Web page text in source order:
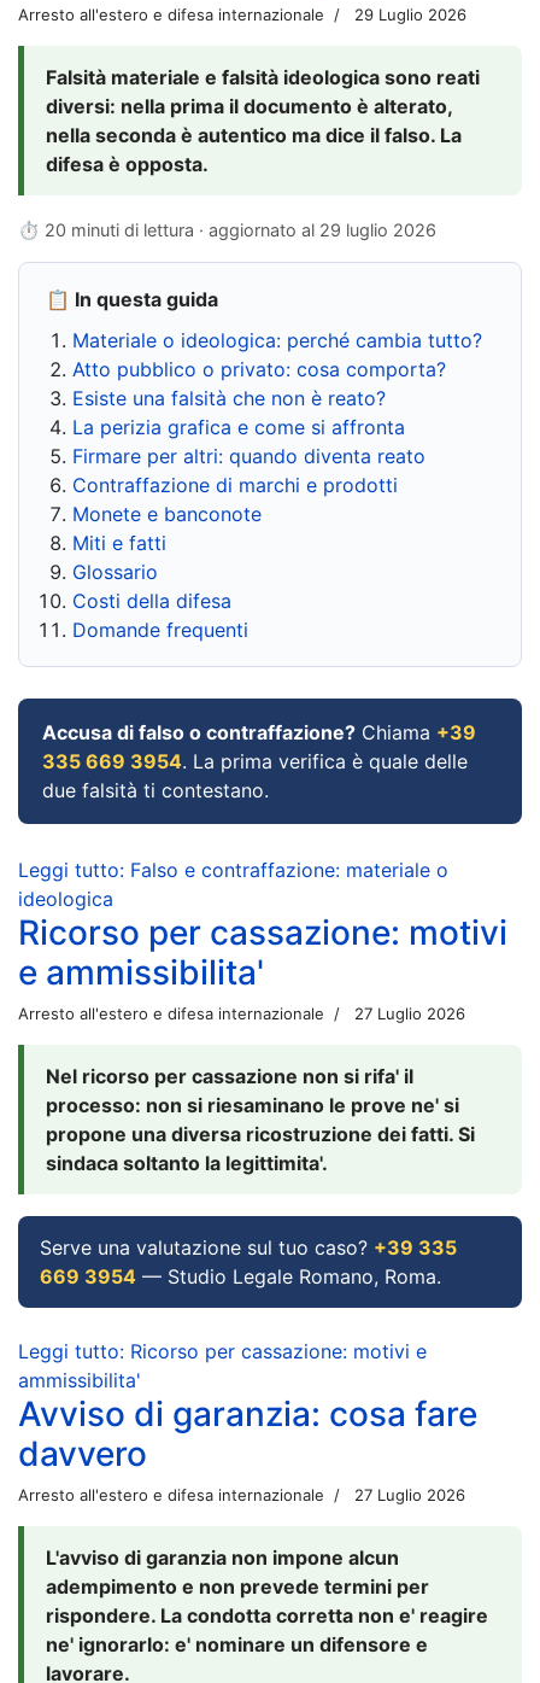
Arresto all'estero e difesa internazionale 29 Luglio 2026
Falsità materiale e falsità ideologica sono reati
diversi: nella prima il documento è alterato,
nella seconda è autentico ma dice il falso. La
difesa è opposta.
⏱ 20 minuti di lettura · aggiornato al 29 luglio 2026
📋 In questa guida
Materiale o ideologica: perché cambia tutto?
Atto pubblico o privato: cosa comporta?
Esiste una falsità che non è reato?
La perizia grafica e come si affronta
Firmare per altri: quando diventa reato
Contraffazione di marchi e prodotti
Monete e banconote
Miti e fatti
Glossario
Costi della difesa
Domande frequenti
Accusa di falso o contraffazione? Chiama +39
335 669 3954. La prima verifica è quale delle
due falsità ti contestano.
Leggi tutto: Falso e contraffazione: materiale o
ideologica
Ricorso per cassazione: motivi
e ammissibilita'
Arresto all'estero e difesa internazionale 27 Luglio 2026
Nel ricorso per cassazione non si rifa' il
processo: non si riesaminano le prove ne' si
propone una diversa ricostruzione dei fatti. Si
sindaca soltanto la legittimita'.
Serve una valutazione sul tuo caso? +39 335
669 3954 — Studio Legale Romano, Roma.
Leggi tutto: Ricorso per cassazione: motivi e
ammissibilita'
Avviso di garanzia: cosa fare
davvero
Arresto all'estero e difesa internazionale 27 Luglio 2026
L'avviso di garanzia non impone alcun
adempimento e non prevede termini per
rispondere. La condotta corretta non e' reagire
ne' ignorarlo: e' nominare un difensore e
lavorare.